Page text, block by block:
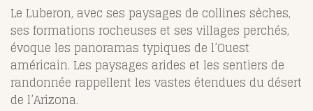
Le Luberon, avec ses paysages de collines sèches,
ses formations rocheuses et ses villages perchés,
évoque les panoramas typiques de l’Ouest
américain. Les paysages arides et les sentiers de
randonnée rappellent les vastes étendues du désert
de l’Arizona.